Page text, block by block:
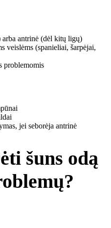
antrinė (dėl kitų ligų)
veislėms (spanieliai, šarpėjai,
problemomis
jei seborėja antrinė
šuns odą